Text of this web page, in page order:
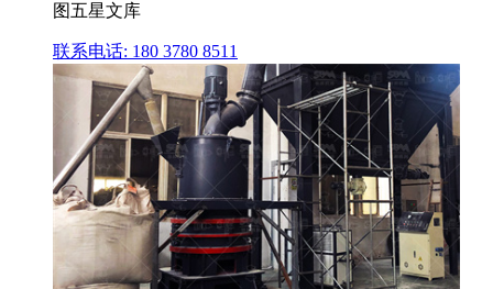
图五星文库
联系电话: 180 3780 8511